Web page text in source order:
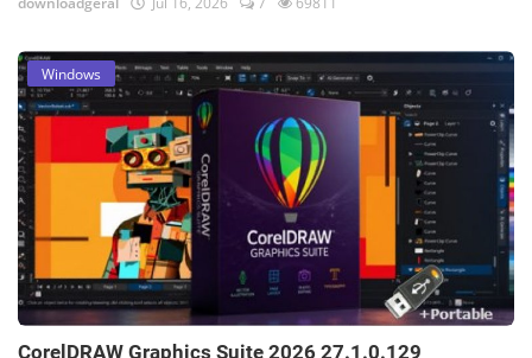
Windows
CorelDRAW Graphics Suite 2026 27.1.0.129